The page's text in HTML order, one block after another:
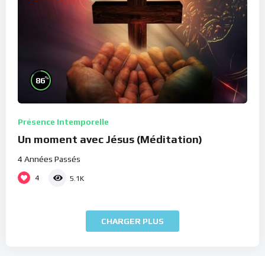
86%
Présence Intemporelle
Un moment avec Jésus (Méditation)
4 Années Passés
4 5.1K
CHARGER PLUS